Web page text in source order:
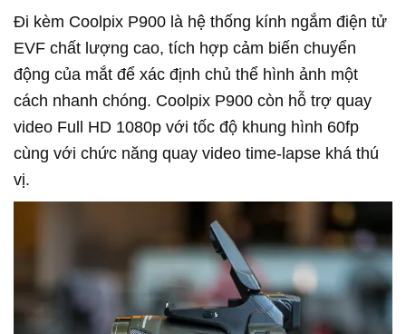
Đi kèm Coolpix P900 là hệ thống kính ngắm điện tử
EVF chất lượng cao, tích hợp cảm biến chuyển
động của mắt để xác định chủ thể hình ảnh một
cách nhanh chóng. Coolpix P900 còn hỗ trợ quay
video Full HD 1080p với tốc độ khung hình 60fp
cùng với chức năng quay video time-lapse khá thú
vị.